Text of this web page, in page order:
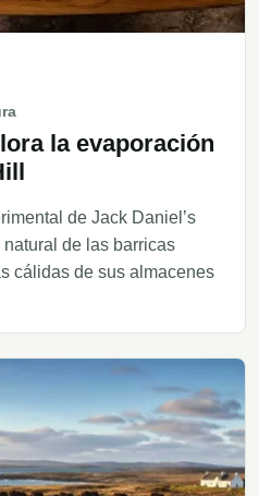
la evaporación
de Jack Daniel’s
de las barricas
cálidas de sus almacenes